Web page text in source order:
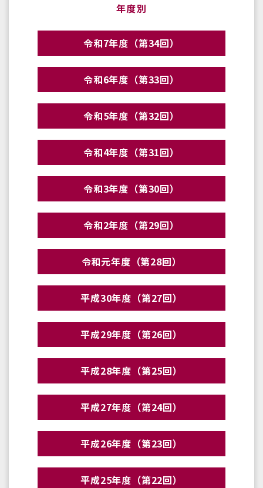
年度別
令和7年度（第34回）
令和6年度（第33回）
令和5年度（第32回）
令和4年度（第31回）
令和3年度（第30回）
令和2年度（第29回）
令和元年度（第28回）
平成30年度（第27回）
平成29年度（第26回）
平成28年度（第25回）
平成27年度（第24回）
平成26年度（第23回）
平成25年度（第22回）